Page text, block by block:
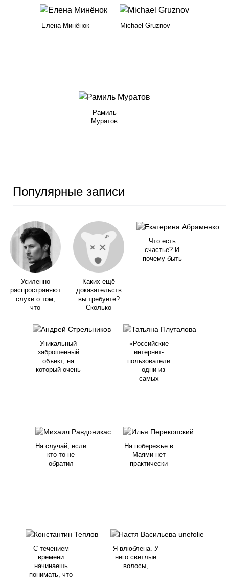
Елена Минёнок Michael Gruznov
Рамиль
Муратов
Популярные записи
Усиленно
распространяют
слухи о том,
что
Каких ещё
доказательств
вы требуете?
Сколько
Что есть
счастье? И
почему быть
Уникальный
заброшенный
объект, на
который очень
«Российские
интернет-
пользователи
— одни из
самых
На случай, если
кто-то не
обратил
На побережье в
Маями нет
практически
С течением
времени
начинаешь
понимать, что
Я влюблена. У
него светлые
волосы,